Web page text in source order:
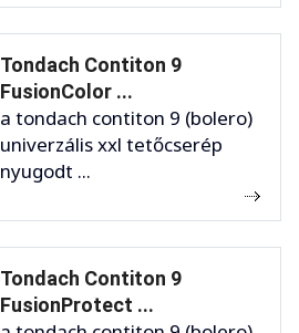
Tondach Contiton 9
FusionColor ...
a tondach contiton 9 (bolero)
univerzális xxl tetőcserép
nyugodt ...
Tondach Contiton 9
FusionProtect ...